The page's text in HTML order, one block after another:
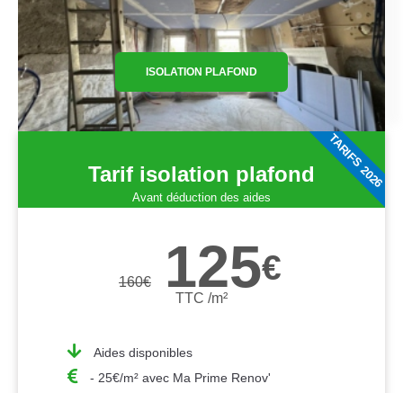
ISOLATION PLAFOND
Tarif isolation plafond
Avant déduction des aides
160€ 125€
TTC /m²
Aides disponibles
- 25€/m² avec Ma Prime Renov'
TARIFS 2026